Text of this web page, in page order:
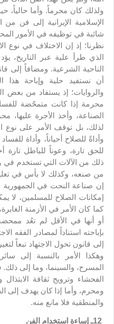
ولذلك كان محرماً. وأما حالياً،
الإسلامية الإيرانية إلى فن
شائبة في توظيفه في الأمور
نظرنا؛ إذ إن الاختلاف في نوع
الذي طرأ علية عبر التاريخ،
الناحية الشرعية. ومضافاً إلى
أن نستفيد حلية وإباحة هذا
والروايات؛ إذ يستفاد من بعض
محرمة إذا كانت متمحّضة
الصناعة، وأخذ الأجرة عليها،
لذلك، بل توقف الأمر على نوع
وأداةً للصلاح أحياناً، وأداة
للحق تارة، وعوناً للباطل
ذلك من الآلات التي تستخدم في
من صنعه، وكذلك لا بأس في
إن صناعة النحت في الجمهورية
إمكانات الصلاح للمسلمين، لا
كما كان الأمر في الأزمنة
أو أنها في الأقل لم تعُد
بإباحته استناداً لمصادر الفقه
إلى قانون تحول الاجتهاد تبعاً
وهكذا الأمر بالنسبة إلى
المسرح، والسينما، وما إلى
الفحشاء وترويج ثقافة
ومحرم، وأما إذا كان يهدف إلى
والمنطقية فلا مانع منه.